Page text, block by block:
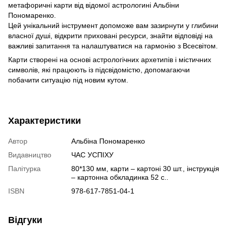
метафоричні карти від відомої астрологині Альбіни
Пономаренко.
Цей унікальний інструмент допоможе вам зазирнути у глибини
власної душі, відкрити приховані ресурси, знайти відповіді на
важливі запитання та налаштуватися на гармонію з Всесвітом.
Карти створені на основі астрологічних архетипів і містичних
символів, які працюють із підсвідомістю, допомагаючи
побачити ситуацію під новим кутом.
Характеристики
Автор
Альбіна Пономаренко
Видавництво
ЧАС УСПІХУ
Палітурка
80*130 мм, карти – картоні 30 шт., інструкція
– картонна обкладинка 52 с..
ISBN
978-617-7851-04-1
Відгуки